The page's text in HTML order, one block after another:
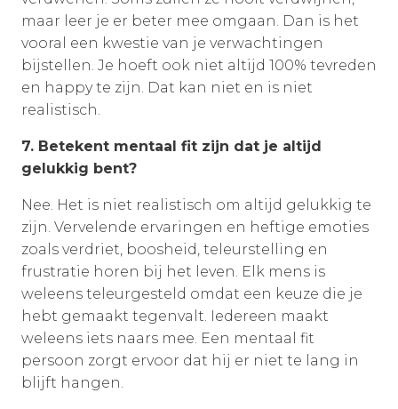
maar leer je er beter mee omgaan. Dan is het
vooral een kwestie van je verwachtingen
bijstellen. Je hoeft ook niet altijd 100% tevreden
en happy te zijn. Dat kan niet en is niet
realistisch.
7. Betekent mentaal fit zijn dat je altijd
gelukkig bent?
Nee. Het is niet realistisch om altijd gelukkig te
zijn. Vervelende ervaringen en heftige emoties
zoals verdriet, boosheid, teleurstelling en
frustratie horen bij het leven. Elk mens is
weleens teleurgesteld omdat een keuze die je
hebt gemaakt tegenvalt. Iedereen maakt
weleens iets naars mee. Een mentaal fit
persoon zorgt ervoor dat hij er niet te lang in
blijft hangen.